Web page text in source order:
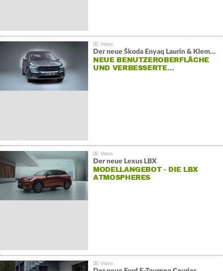
Der neue Škoda Enyaq Laurin & Klement
NEUE BENUTZEROBERFLÄCHE
UND VERBESSERTE…
Der neue Lexus LBX
MODELLANGEBOT - DIE LBX
ATMOSPHERES